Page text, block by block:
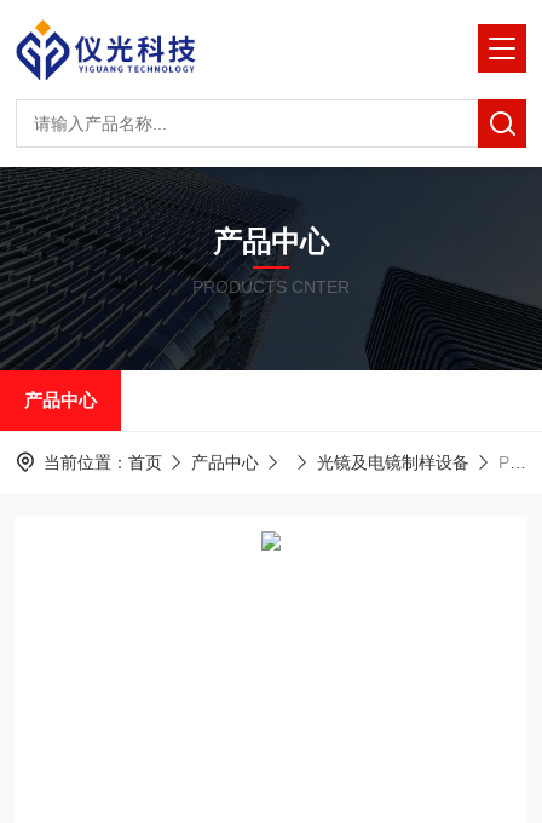
产品中心
PRODUCTS CNTER
产品中心
当前位置： 首页 产品中心 光镜及电镜制样设备 PicoFemto透射电镜原位STM-TEM光电一体测量